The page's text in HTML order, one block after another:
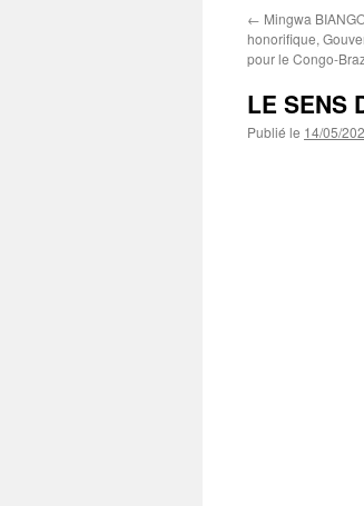
← Mingwa
honorifique,
pour le Congo-
LE SENS
Publié le 14/05/